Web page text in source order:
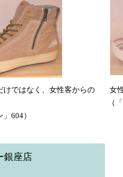
けではなく、女性客からの
」604）
女
（
銀座店